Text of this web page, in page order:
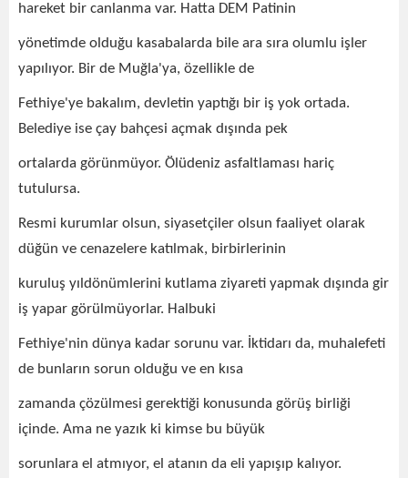
hareket bir canlanma var. Hatta DEM Patinin
yönetimde olduğu kasabalarda bile ara sıra olumlu işler
yapılıyor. Bir de Muğla'ya, özellikle de
Fethiye'ye bakalım, devletin yaptığı bir iş yok ortada.
Belediye ise çay bahçesi açmak dışında pek
ortalarda görünmüyor. Ölüdeniz asfaltlaması hariç
tutulursa.
Resmi kurumlar olsun, siyasetçiler olsun faaliyet olarak
düğün ve cenazelere katılmak, birbirlerinin
kuruluş yıldönümlerini kutlama ziyareti yapmak dışında gir
iş yapar görülmüyorlar. Halbuki
Fethiye'nin dünya kadar sorunu var. İktidarı da, muhalefeti
de bunların sorun olduğu ve en kısa
zamanda çözülmesi gerektiği konusunda görüş birliği
içinde. Ama ne yazık ki kimse bu büyük
sorunlara el atmıyor, el atanın da eli yapışıp kalıyor.